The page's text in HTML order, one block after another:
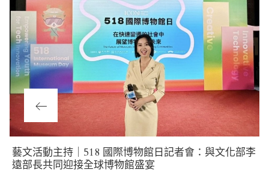
Previous
Post
藝文活動主持｜518 國際博物館日記者會：與文化部李
遠部長共同迎接全球博物館盛宴